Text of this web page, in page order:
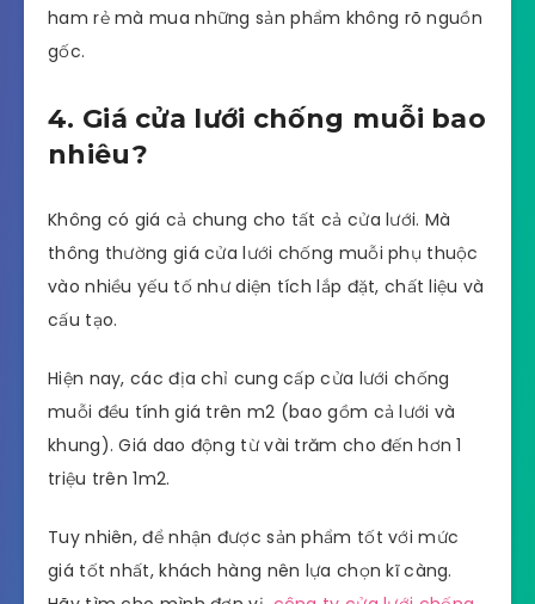
ham rẻ mà mua những sản phẩm không rõ nguồn
gốc.
4. Giá cửa lưới chống muỗi bao
nhiêu?
Không có giá cả chung cho tất cả cửa lưới. Mà
thông thường giá cửa lưới chống muỗi phụ thuộc
vào nhiều yếu tố như diện tích lắp đặt, chất liệu và
cấu tạo.
Hiện nay, các địa chỉ cung cấp cửa lưới chống
muỗi đều tính giá trên m2 (bao gồm cả lưới và
khung). Giá dao động từ vài trăm cho đến hơn 1
triệu trên 1m2.
Tuy nhiên, để nhận được sản phẩm tốt với mức
giá tốt nhất, khách hàng nên lựa chọn kĩ càng.